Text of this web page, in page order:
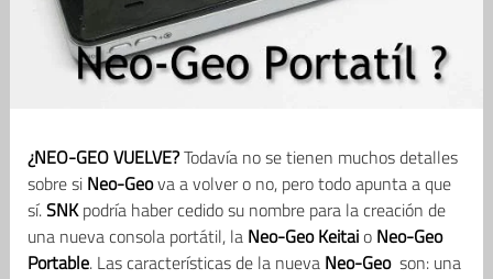
¿NEO-GEO VUELVE?Todavía no se tienen muchos detalles
sobre si Neo-Geova a volver o no, pero todo apunta a que
sí.SNKpodría haber cedido su nombre para la creación de
una nueva consola portátil, la Neo-Geo KeitaioNeo-Geo
Portable. Las características de la nueva Neo-Geoson: una